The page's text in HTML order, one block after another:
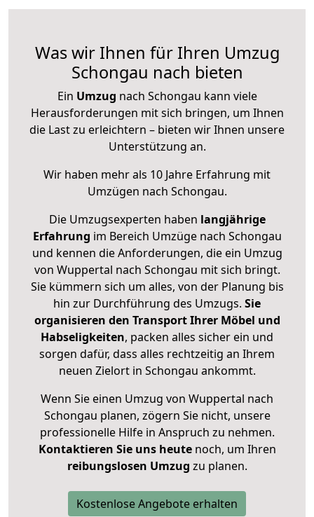
Was wir Ihnen für Ihren Umzug
Schongau nach bieten
Ein Umzug nach Schongau kann viele
Herausforderungen mit sich bringen, um Ihnen
die Last zu erleichtern – bieten wir Ihnen unsere
Unterstützung an.
Wir haben mehr als 10 Jahre Erfahrung mit
Umzügen nach Schongau.
Die Umzugsexperten haben langjährige
Erfahrung im Bereich Umzüge nach Schongau
und kennen die Anforderungen, die ein Umzug
von Wuppertal nach Schongau mit sich bringt.
Sie kümmern sich um alles, von der Planung bis
hin zur Durchführung des Umzugs. Sie
organisieren den Transport Ihrer Möbel und
Habseligkeiten, packen alles sicher ein und
sorgen dafür, dass alles rechtzeitig an Ihrem
neuen Zielort in Schongau ankommt.
Wenn Sie einen Umzug von Wuppertal nach
Schongau planen, zögern Sie nicht, unsere
professionelle Hilfe in Anspruch zu nehmen.
Kontaktieren Sie uns heutenoch, um Ihren
reibungslosen Umzug zu planen.
Kostenlose Angebote erhalten